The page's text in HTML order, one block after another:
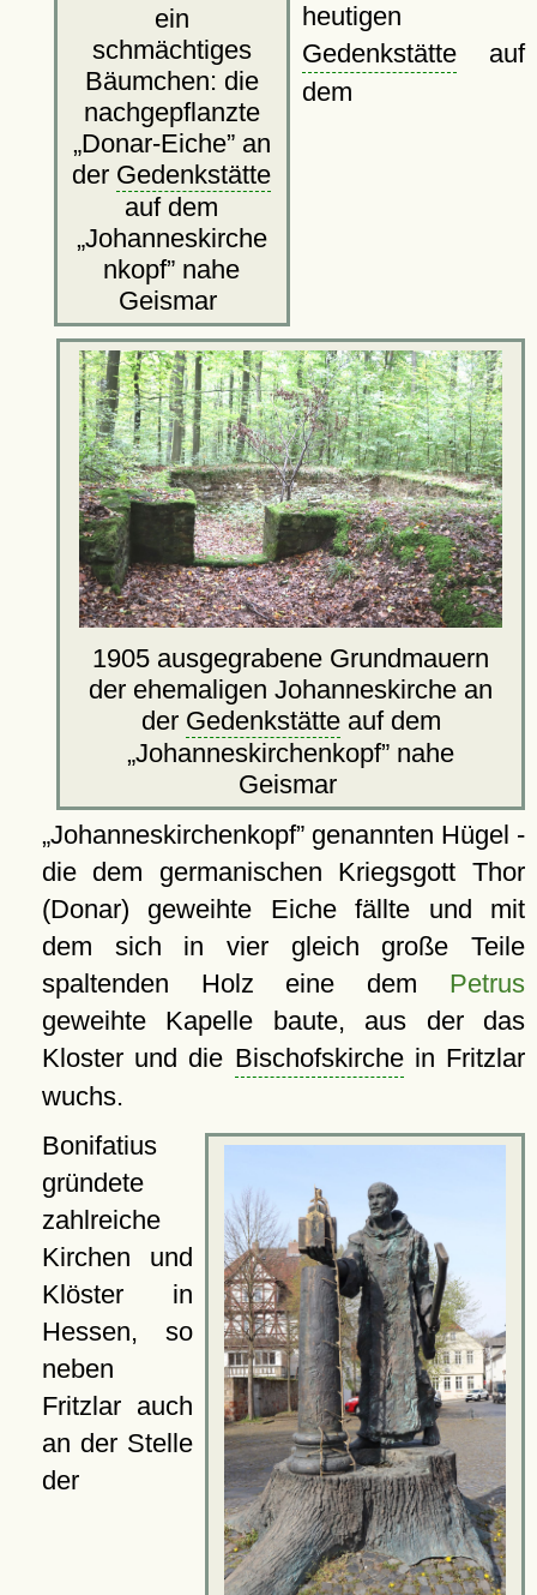
ein
schmächtiges
Bäumchen: die
nachgepflanzte
Donar-Eiche an
der Gedenkstätte
auf dem
Johanneskirche
nkopf nahe
Geismar
1905 ausgegrabene Grundmauern
der ehemaligen Johanneskirche an
der Gedenkstätteauf dem
Johanneskirchenkopf nahe
Geismar
heutigen
Gedenkstätteauf
dem
Johanneskirchenkopf genannten Hügel -
die dem germanischen Kriegsgott Thor
(Donar) geweihte Eiche fällte und mit
dem sich in vier gleich große Teile
spaltenden Holz eine dem Petrus
geweihte Kapelle baute, aus der das
Kloster und die Bischofskirchein Fritzlar
wuchs.
Bonifatius
gründete
zahlreiche
Kirchen und
Klöster in
Hessen, so
neben
Fritzlar auch
an der Stelle
der